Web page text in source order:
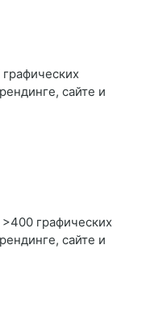
сайте и
графических
сайте и